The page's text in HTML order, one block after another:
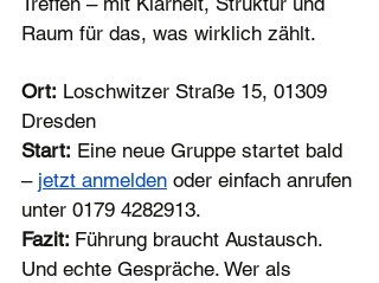
Raum für das, was wirklich zählt.
Ort: Loschwitzer Straße 15, 01309
Dresden
Start: Eine neue Gruppe startet bald
– jetzt anmelden oder einfach anrufen
unter 0179 4282913.
Fazit: Führung braucht Austausch.
Und echte Gespräche. Wer als